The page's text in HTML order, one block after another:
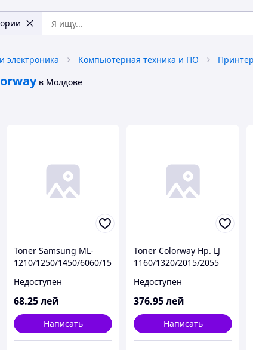
электроника Компьютерная техника и ПО
в Молдове
Toner Samsung ML-
1210/1250/1450/6060/15
3110/3112 (100gr)
ColorWay (TS-1210-100
Недоступен
68.25лей
Написать
Toner Colorway Hp. LJ
1160/1320/2015/2055
Недоступен
376.95лей
Написать